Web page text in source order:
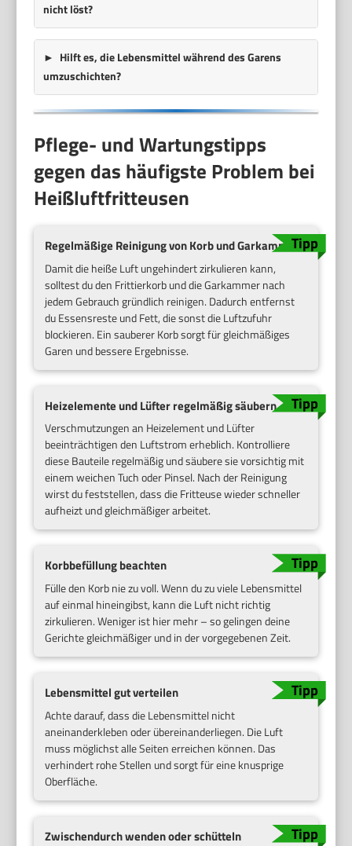
nicht löst?
Hilft es, die Lebensmittel während des Garens
umzuschichten?
Pflege- und Wartungstipps
gegen das häufigste Problem bei
Heißluftfritteusen
Regelmäßige Reinigung von Korb und Garkammer
Damit die heiße Luft ungehindert zirkulieren kann,
solltest du den Frittierkorb und die Garkammer nach
jedem Gebrauch gründlich reinigen. Dadurch entfernst
du Essensreste und Fett, die sonst die Luftzufuhr
blockieren. Ein sauberer Korb sorgt für gleichmäßiges
Garen und bessere Ergebnisse.
Heizelemente und Lüfter regelmäßig säubern
Verschmutzungen an Heizelement und Lüfter
beeinträchtigen den Luftstrom erheblich. Kontrolliere
diese Bauteile regelmäßig und säubere sie vorsichtig mit
einem weichen Tuch oder Pinsel. Nach der Reinigung
wirst du feststellen, dass die Fritteuse wieder schneller
aufheizt und gleichmäßiger arbeitet.
Korbbefüllung beachten
Fülle den Korb nie zu voll. Wenn du zu viele Lebensmittel
auf einmal hineingibst, kann die Luft nicht richtig
zirkulieren. Weniger ist hier mehr – so gelingen deine
Gerichte gleichmäßiger und in der vorgegebenen Zeit.
Lebensmittel gut verteilen
Achte darauf, dass die Lebensmittel nicht
aneinanderkleben oder übereinanderliegen. Die Luft
muss möglichst alle Seiten erreichen können. Das
verhindert rohe Stellen und sorgt für eine knusprige
Oberfläche.
Zwischendurch wenden oder schütteln